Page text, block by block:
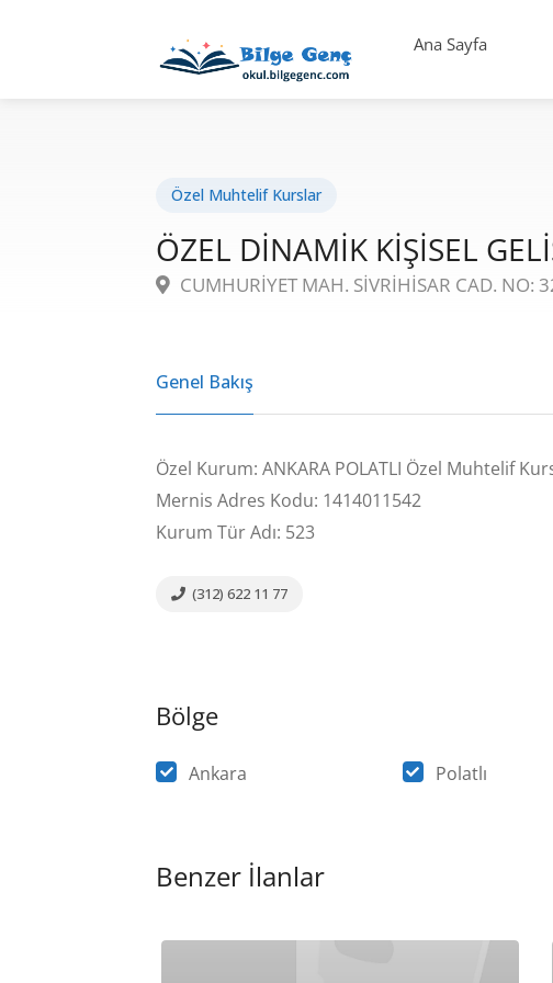
Ana Sayfa
Özel Muhtelif Kurslar
ÖZEL DİNAMİK KİŞİSEL
CUMHURİYET MAH. SİVRİHİSAR CAD. NO:
Genel Bakış
Özel Kurum: ANKARA POLATLI Özel Muhtelif
Mernis Adres Kodu: 1414011542
Kurum Tür Adı: 523
(312) 622 11 77
Bölge
Ankara Polatlı
Benzer İlanlar